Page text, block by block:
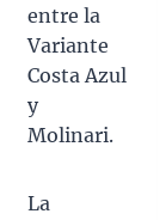
entre la
Variante
Costa Azul
y
Molinari.
La